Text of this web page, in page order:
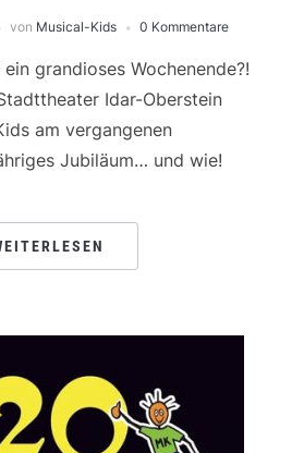
von Musical-Kids 0 Kommentare
grandioses Wochenende?!
Idar-Oberstein
am vergangenen
Jubiläum… und wie!